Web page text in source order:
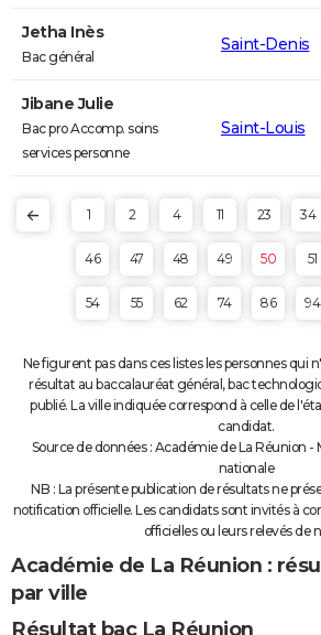
Jetha Inès
Bac général
Saint-Denis
Jibane Julie
Bac pro Accomp. soins
services personne
Saint-Louis
1 2 4 11 23 34
46 47 48 49 50 51
54 55 62 74 86 94
Ne figurent pas dans ces listes les personnes qui
résultat au baccalauréat général, bac
publié. La ville indiquée correspond à celle de
candidat.
Source de données : Académie de La Réunion
nationale
NB : La présente publication de résultats ne
notification officielle. Les candidats sont invités à
officielles ou leurs relevés de
Académie de La Réunion :
par ville
Résultat bac La Réunion